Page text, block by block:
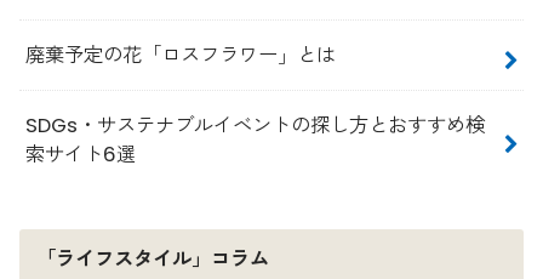
廃棄予定の花「ロスフラワー」とは
SDGs・サステナブルイベントの探し方とおすすめ検
索サイト6選
「ライフスタイル」コラム